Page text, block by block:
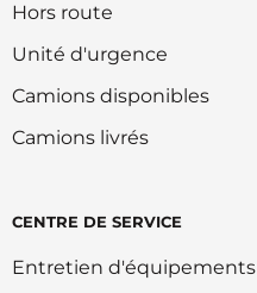
Hors route
Unité d'urgence
Camions disponibles
Camions livrés
CENTRE DE SERVICE
Entretien d'équipements